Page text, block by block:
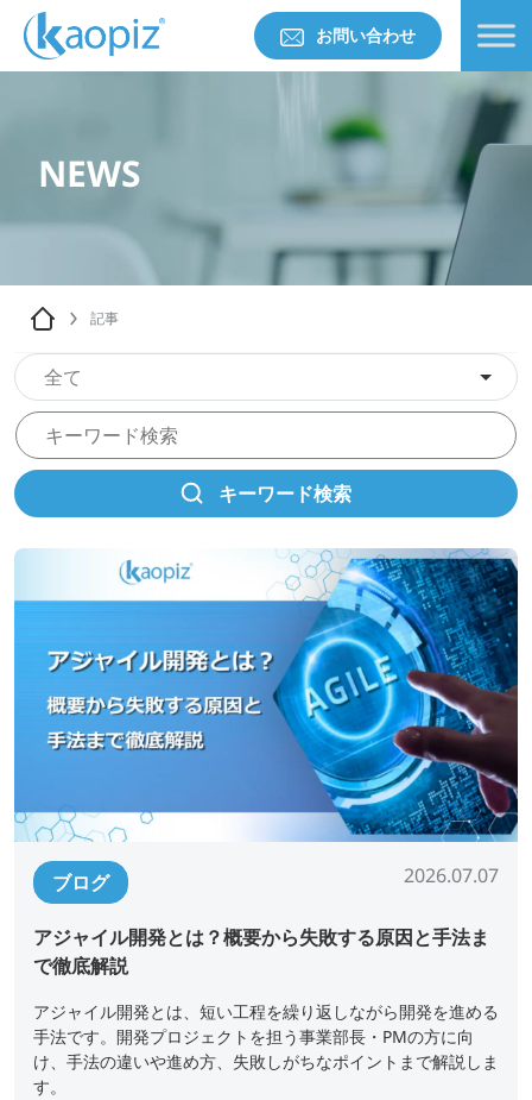
お問い合わせ
NEWS
記事
全て
キーワード検索
ブログ 2026.07.07
アジャイル開発とは？概要から失敗する原因と手法ま
で徹底解説
アジャイル開発とは、短い工程を繰り返しながら開発を進める
手法です。開発プロジェクトを担う事業部長・PMの方に向
け、手法の違いや進め方、失敗しがちなポイントまで解説しま
す。